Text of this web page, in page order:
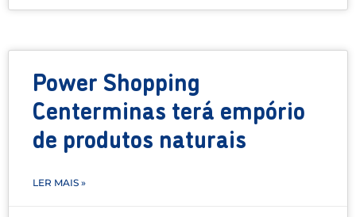
Power Shopping
Centerminas terá empório
de produtos naturais
LER MAIS »